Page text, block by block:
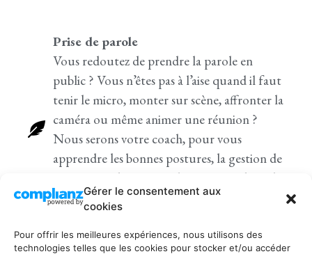
Gérer le consentement aux
cookies
Pour offrir les meilleures expériences, nous utilisons des
technologies telles que les cookies pour stocker et/ou accéder
Prise de parole
Vous redoutez de prendre la parole en
public ? Vous n’êtes pas à l’aise quand il faut
tenir le micro, monter sur scène, affronter la
caméra ou même animer une réunion ?
Nous serons votre coach, pour vous
apprendre les bonnes postures, la gestion de
votre stress, la maîtrise de votre parole et de
votre gestuelle, le positionnement de votre
voix et de votre regard.